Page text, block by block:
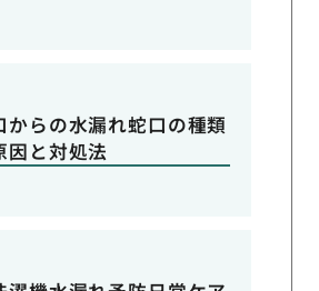
からの水漏れ蛇口の種類
因と対処法